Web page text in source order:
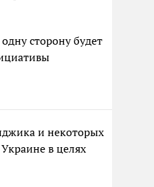
сторону будет
и некоторых
в целях